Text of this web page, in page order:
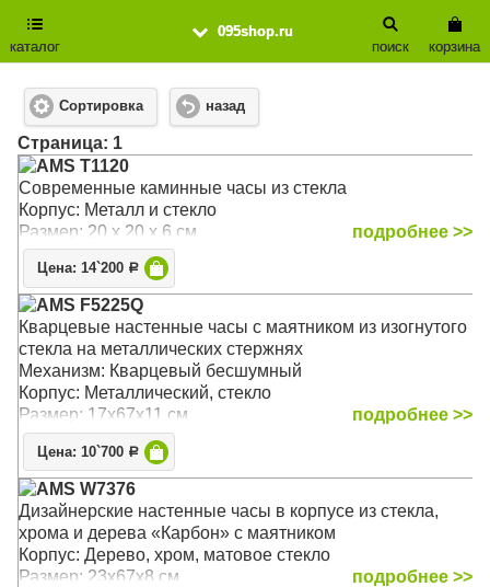
095shop.ru
каталог
корзина
поиск
Сортировка назад
Cтраница: 1
AMS T1120
Современные каминные часы из стекла
Корпус: Металл и стекло
Размер: 20 х 20 х 6 см
подробнее >>
Цена: 14`200 Р
AMS F5225Q
Кварцевые настенные часы с маятником из изогнутого
стекла на металлических стержнях
Механизм: Кварцевый бесшумный
Корпус: Металлический, стекло
Размер: 17х67х11 см
подробнее >>
Цена: 10`700 Р
AMS W7376
Дизайнерские настенные часы в корпусе из стекла,
хрома и дерева «Карбон» с маятником
Корпус: Дерево, хром, матовое стекло
Размер: 23х67х8 см
подробнее >>